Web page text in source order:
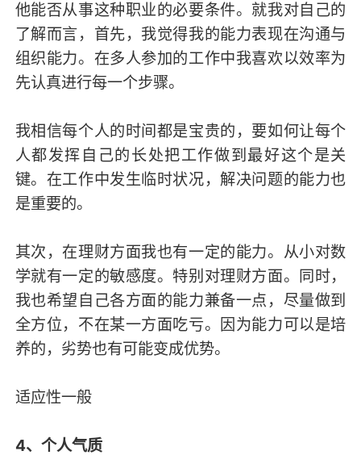
他能否从事这种职业的必要条件。就我对自己的
了解而言，首先，我觉得我的能力表现在沟通与
组织能力。在多人参加的工作中我喜欢以效率为
先认真进行每一个步骤。
我相信每个人的时间都是宝贵的，要如何让每个
人都发挥自己的长处把工作做到最好这个是关
键。在工作中发生临时状况，解决问题的能力也
是重要的。
其次，在理财方面我也有一定的能力。从小对数
学就有一定的敏感度。特别对理财方面。同时，
我也希望自己各方面的能力兼备一点，尽量做到
全方位，不在某一方面吃亏。因为能力可以是培
养的，劣势也有可能变成优势。
适应性一般
4、个人气质